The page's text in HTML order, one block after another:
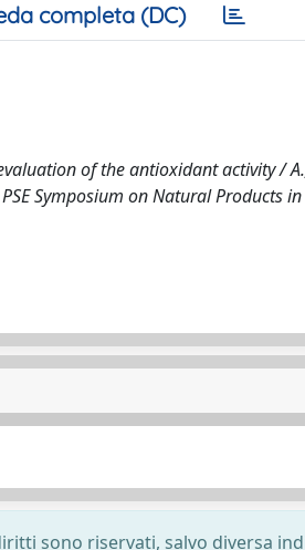
completa (DC)
of the antioxidant activity / A.,
Symposium on Natural Products
sono riservati, salvo diversa